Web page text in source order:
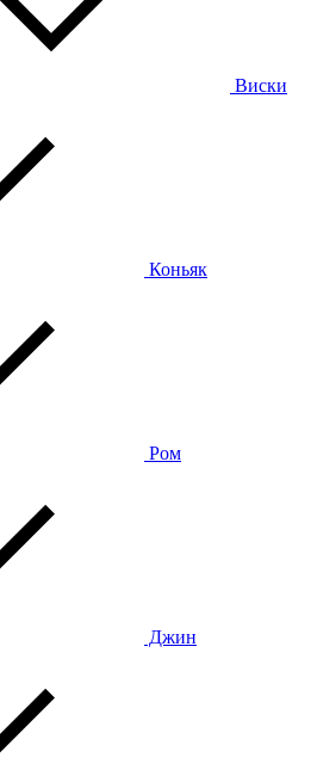
Виски
Коньяк
Ром
Джин